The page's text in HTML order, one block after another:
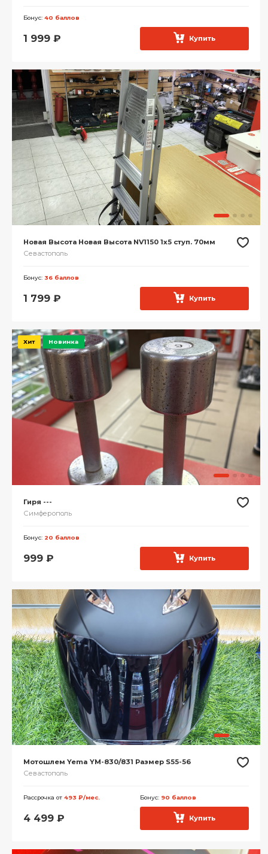
Бонус: 40 баллов
1 999 ₽ Купить
Новая Высота Новая Высота NV1150 1х5 ступ. 70мм
Севастополь
Бонус: 36 баллов
1 799 ₽ Купить
Хит Новинка
Гиря ---
Симферополь
Бонус: 20 баллов
999 ₽ Купить
Мотошлем Yema YM-830/831 Размер S55-56
Севастополь
Рассрочка от 493 ₽/мес. Бонус: 90 баллов
4 499 ₽ Купить